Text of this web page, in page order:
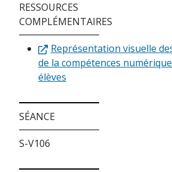
RESSOURCES
COMPLÉMENTAIRES
Représentation visuelle
de la compétences
élèves
SÉANCE
S-V106